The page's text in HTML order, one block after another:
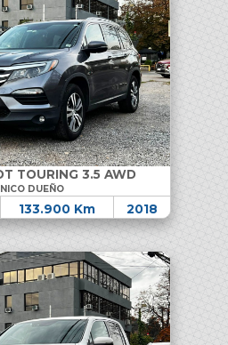
TOURING 3.5 AWD
DUEÑO
133.900 Km 2018